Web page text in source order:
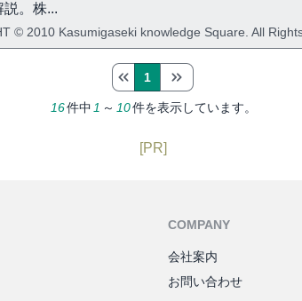
。株...
© 2010 Kasumigaseki knowledge Square. All
16件中 1 ～ 10件を表示しています。
1
[PR]
COMPANY
会社案内
お問い合わせ